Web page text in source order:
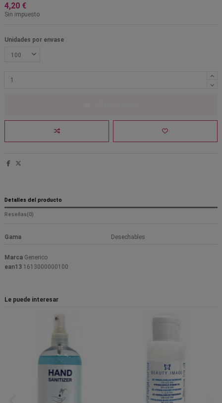
4,20 €
Sin impuesto
Unidades por envase
Detalles del producto
Reseñas(0)
Gama Desechables
Marca Generico
ean13 1613000000100
Le puede interesar